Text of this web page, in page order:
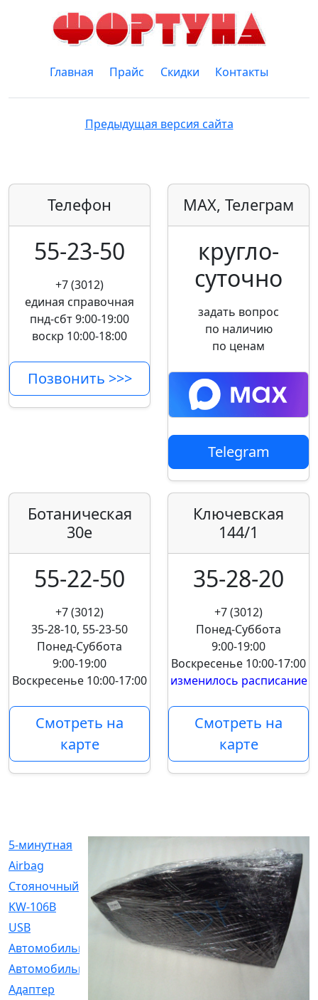
Главная Прайс Скидки Контакты
Предыдущая версия сайта
Телефон
55-23-50
+7 (3012)
единая справочная
пнд-сбт 9:00-19:00
воскр 10:00-18:00
Позвонить >>>
MAX, Телеграм
кругло­
суточно
задать вопрос
по наличию
по ценам
Telegram
Ботаническая
30е
55-22-50
+7 (3012)
35-28-10, 55-23-50
Понед-Суббота
9:00-19:00
Воскресенье 10:00-17:00
Смотреть на
карте
Ключевская
144/1
35-28-20
+7 (3012)
Понед-Суббота
9:00-19:00
Воскресенье 10:00-17:00
изменилось расписание
Смотреть на
карте
5-минутная
Airbag
[18]
Cтояночный
[1]
KW-106B
[0]
USB
[6]
Автомобильное
[6]
Автомобильный
Адаптер